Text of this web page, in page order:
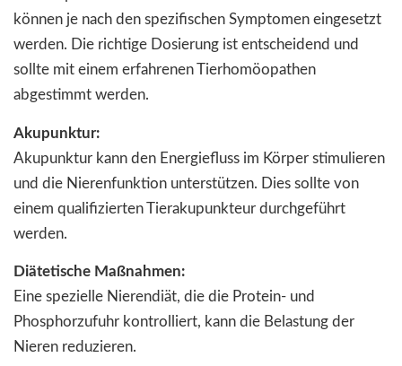
können je nach den spezifischen Symptomen eingesetzt
werden. Die richtige Dosierung ist entscheidend und
sollte mit einem erfahrenen Tierhomöopathen
abgestimmt werden.
Akupunktur:
Akupunktur kann den Energiefluss im Körper stimulieren
und die Nierenfunktion unterstützen. Dies sollte von
einem qualifizierten Tierakupunkteur durchgeführt
werden.
Diätetische Maßnahmen:
Eine spezielle Nierendiät, die die Protein- und
Phosphorzufuhr kontrolliert, kann die Belastung der
Nieren reduzieren.